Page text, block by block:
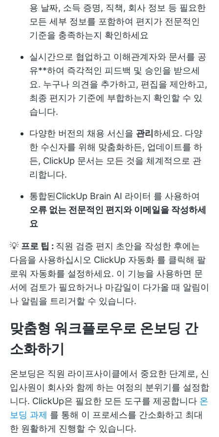
용 날짜, 소득 증명, 직책, 회사 정보 등 필요한
모든 세부 정보를 포함하여 편지가 전문적인
기준을 충족하는지 확인하세요
실시간으로 협업하고 이해관계자와 문서를 공
유**하여 즉각적인 피드백 및 승인을 받으세
요. 누구나 의견을 추가하고, 편집을 제안하고,
최종 편지가 기준에 부합하는지 확인할 수 있
습니다.
다양한 버전의 채용 서신을 관리 하세요. 다양
한 수신자를 위해 맞춤화하든, 업데이트를 하
든, ClickUp 문서는 모든 것을 체계적으로 관
리합니다.
통합된ClickUp Brain AI 라이터 를 사용하여
오류 없는 전문적인 편지와 이메일을 작성하세
요
💡 프로 팁 : 직원 검증 편지 초안을 작성한 후에는
다음을 사용하십시오 ClickUp 자동화 를 클릭해 팔
로워 자동화를 설정하세요. 이 기능을 사용하면 문
서에 검토가 필요하거나 마감일이 다가올 때 알림이
나 알림을 트리거할 수 있습니다.
맞춤형 워크플로우로 온보딩 간
소화하기
온보딩은 직원 라이프사이클에서 중요한 단계로, 신
입사원이 회사와 함께 하는 여정의 분위기를 설정합
니다. ClickUp은 필요한 모든 도구를 제공합니다 온
보딩 과제 를 통해 이 프로세스를 간소화하고 최대
한 원활하게 진행할 수 있습니다.